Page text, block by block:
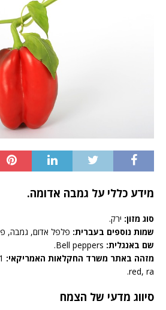
מידע כללי על גמבה אדומה.
סוג מזון: ירק.
שמות נוספים בעברית: פלפל אדום, גמבה,
שם באנגלית: Bell peppers.
מזהה באתר משרד החקלאות האמריקאי:
red, ra.
סיווג מדעי של הצמח